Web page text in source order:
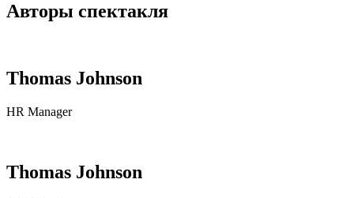
Авторы спектакля
Thomas Johnson
HR Manager
Thomas Johnson